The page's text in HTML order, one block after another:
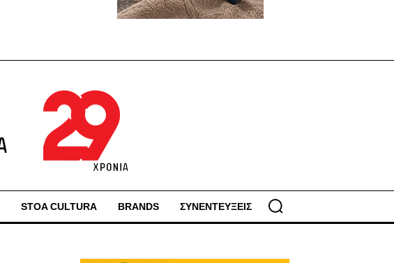
STOA CULTURA BRANDS ΣΥΝΕΝΤΕΥΞΕΙΣ